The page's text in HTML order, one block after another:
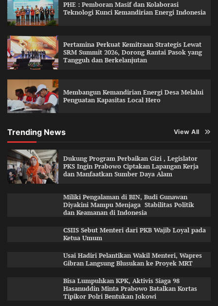
PHE : Pemboran Masif dan Kolaborasi
Teknologi Kunci Kemandirian Energi Indonesia
Pertamina Perkuat Kemitraan Strategis Lewat
SRM Summit 2026, Dorong Rantai Pasok yang
Tangguh dan Berkelanjutan
Membangun Kemandirian Energi Desa Melalui
Penguatan Kapasitas Local Hero
Trending News View All
Dukung Program Perbaikan Gizi , Legislator
PKS Ingin Prabowo Ciptakan Lapangan Kerja
dan Manfaatkan Sumber Daya Alam
Miliki Pengalaman di BIN, Budi Gunawan
Diyakini Mampu Menjaga Stabilitas Politik
dan Keamanan di Indonesia
CSIIS Sebut Menteri dari PKB Wajib Loyal pada
Ketua Umum
Usai Hadiri Pelantikan Wakil Menteri, Wapres
Gibran Langsung Blusukan ke Proyek MRT
Bisa Lumpuhkan KPK, Aktivis Siaga 98
Hasanuddin Minta Prabowo Batalkan Kortas
Tipikor Polri Bentukan Jokowi